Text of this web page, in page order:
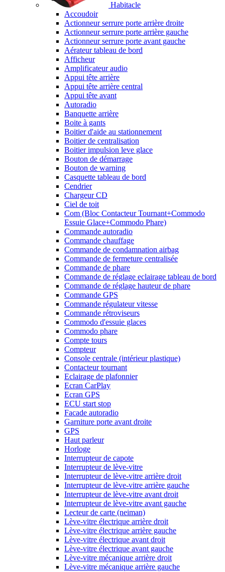
Habitacle
Accoudoir
Actionneur serrure porte arrière droite
Actionneur serrure porte arrière gauche
Actionneur serrure porte avant gauche
Aérateur tableau de bord
Afficheur
Amplificateur audio
Appui tête arrière
Appui tête arrière central
Appui tête avant
Autoradio
Banquette arrière
Boite à gants
Boitier d'aide au stationnement
Boitier de centralisation
Boitier impulsion leve glace
Bouton de démarrage
Bouton de warning
Casquette tableau de bord
Cendrier
Chargeur CD
Ciel de toit
Com (Bloc Contacteur Tournant+Commodo
Essuie Glace+Commodo Phare)
Commande autoradio
Commande chauffage
Commande de condamnation airbag
Commande de fermeture centralisée
Commande de phare
Commande de réglage eclairage tableau de bord
Commande de réglage hauteur de phare
Commande GPS
Commande régulateur vitesse
Commande rétroviseurs
Commodo d'essuie glaces
Commodo phare
Compte tours
Compteur
Console centrale (intérieur plastique)
Contacteur tournant
Eclairage de plafonnier
Ecran CarPlay
Ecran GPS
ECU start stop
Facade autoradio
Garniture porte avant droite
GPS
Haut parleur
Horloge
Interrupteur de capote
Interrupteur de lève-vitre
Interrupteur de lève-vitre arrière droit
Interrupteur de lève-vitre arrière gauche
Interrupteur de lève-vitre avant droit
Interrupteur de lève-vitre avant gauche
Lecteur de carte (neiman)
Lève-vitre électrique arrière droit
Lève-vitre électrique arrière gauche
Lève-vitre électrique avant droit
Lève-vitre électrique avant gauche
Lève-vitre mécanique arrière droit
Lève-vitre mécanique arrière gauche